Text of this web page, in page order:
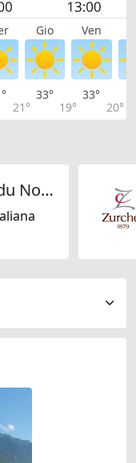
Gio Ven
21°
33°
19°
33°
20°
Café Restaurant du Nord